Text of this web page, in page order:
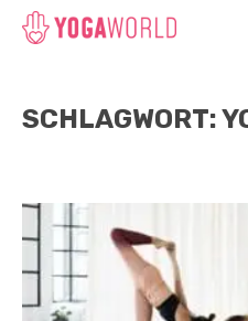
SCHLAGWORT: